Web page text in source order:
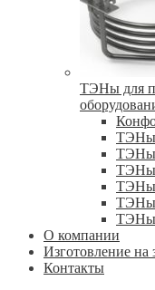
ТЭНы для
ТЭНы
ТЭНы
ТЭНы
ТЭНы
ТЭНы
ТЭНы
О компании
Изготовление на
Контакты